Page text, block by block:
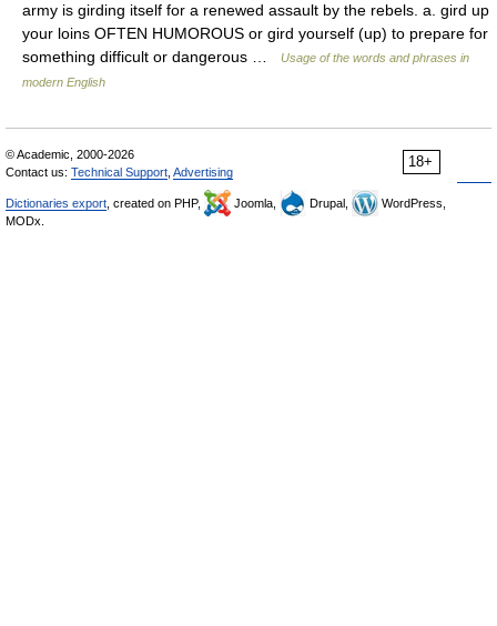
army is girding itself for a renewed assault by the rebels. a. gird up
your loins OFTEN HUMOROUS or gird yourself (up) to prepare for
something difficult or dangerous …
Usage of the words and phrases in
modern English
18+
© Academic, 2000-2026
Contact us: Technical Support Advertising
Dictionaries export , created on PHP, Joomla, Drupal,
WordPress,
MODx.